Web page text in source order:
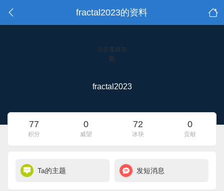
fractal2023的资料
点击重新加
载
fractal2023
77
积分
0
威望
72
冰块
0
贡献
Ta的主题 发短消息